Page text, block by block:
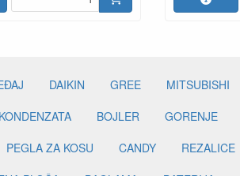
DAIKIN GREE MITSUBISHI
BOJLER GORENJE
PEGLA ZA KOSU CANDY REZALICE